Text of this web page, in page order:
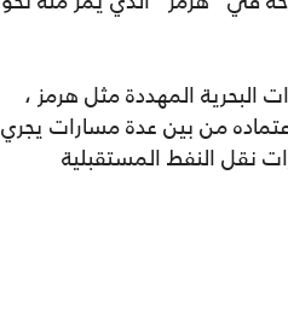
البحرية المهددة مثل هرمز ،
من بين عدة مسارات يجري
نقل النفط المستقبلية